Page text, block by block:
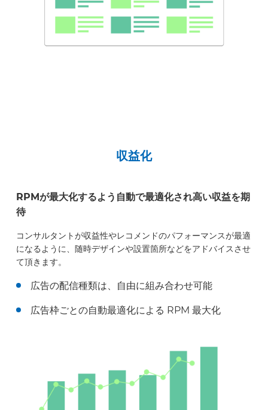
収益化
RPMが最大化するよう自動で最適化され高い収益を期
待
コンサルタントが収益性やレコメンドのパフォーマンスが最適
になるように、随時デザインや設置箇所などをアドバイスさせ
て頂きます。
広告の配信種類は、自由に組み合わせ可能
広告枠ごとの自動最適化による RPM 最大化